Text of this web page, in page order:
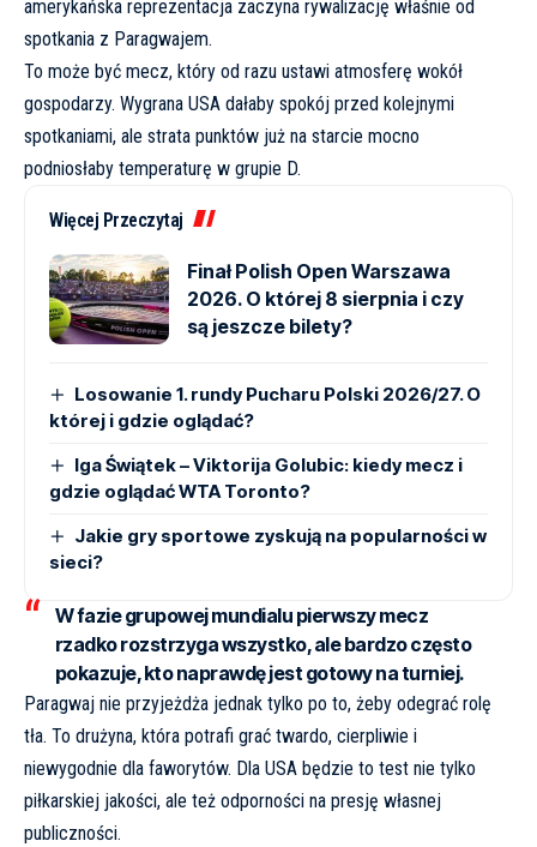
amerykańska reprezentacja zaczyna rywalizację właśnie od
spotkania z Paragwajem.
To może być mecz, który od razu ustawi atmosferę wokół
gospodarzy. Wygrana USA dałaby spokój przed kolejnymi
spotkaniami, ale strata punktów już na starcie mocno
podniosłaby temperaturę w grupie D.
Więcej Przeczytaj
Finał Polish Open Warszawa
2026. O której 8 sierpnia i czy
są jeszcze bilety?
Losowanie 1. rundy Pucharu Polski 2026/27. O
której i gdzie oglądać?
Iga Świątek – Viktorija Golubic: kiedy mecz i
gdzie oglądać WTA Toronto?
Jakie gry sportowe zyskują na popularności w
sieci?
W fazie grupowej mundialu pierwszy mecz
rzadko rozstrzyga wszystko, ale bardzo często
pokazuje, kto naprawdę jest gotowy na turniej.
Paragwaj nie przyjeżdża jednak tylko po to, żeby odegrać rolę
tła. To drużyna, która potrafi grać twardo, cierpliwie i
niewygodnie dla faworytów. Dla USA będzie to test nie tylko
piłkarskiej jakości, ale też odporności na presję własnej
publiczności.